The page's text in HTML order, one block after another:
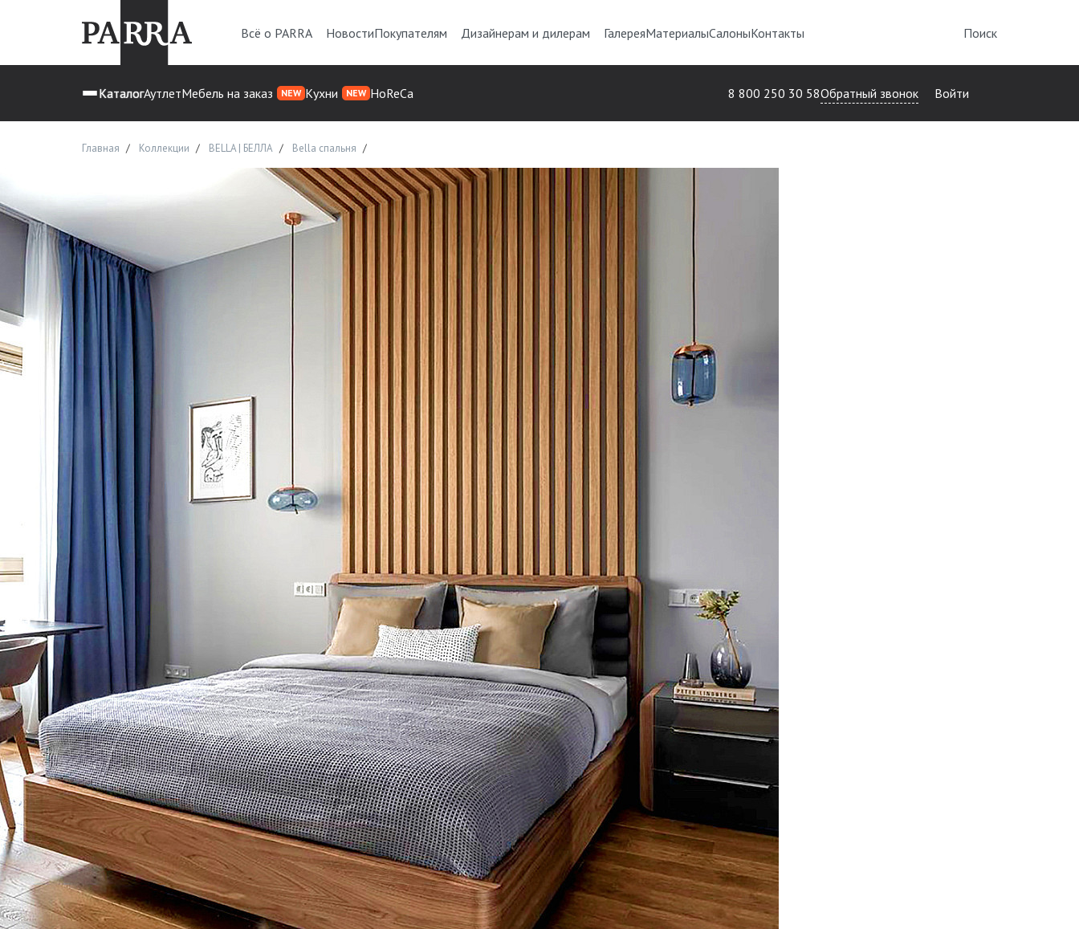
Всё о PARRA НовостиПокупателям Дизайнерам и дилерам ГалереяМатериалыСалоныКонтакты Поиск
КаталогАутлетМебель на заказ NEW Кухни NEW HoReCa 8 800 250 30 58Обратный звонок Войти
Главная Коллекции BELLA | БЕЛЛА Bella спальня